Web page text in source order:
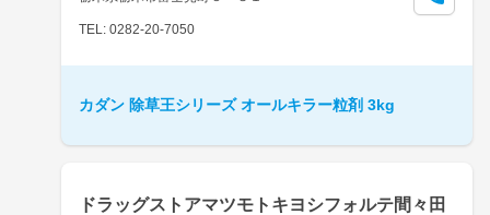
TEL: 0282-20-7050
カダン 除草王シリーズ オールキラー粒剤 3kg
ドラッグストアマツモトキヨシフォルテ間々田